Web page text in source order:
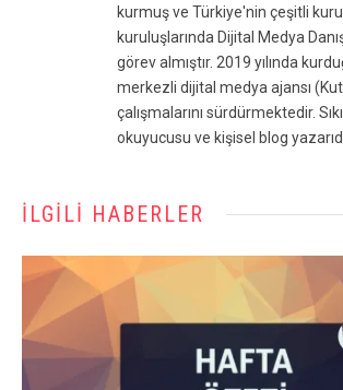
kurmuş ve Türkiye'nin çeşitli
kuruluşlarında Dijital Medya
görev almıştır. 2019 yılında
merkezli dijital medya ajansı
çalışmalarını sürdürmektedir.
okuyucusu ve kişisel blog
İLGILI HABERLER